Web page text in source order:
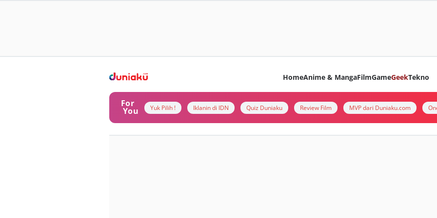
HomeAnime & MangaFilmGameGeekTekno
For
You Yuk Pilih ! Iklanin di IDN Quiz Duniaku Review Film MVP dari Duniaku.com